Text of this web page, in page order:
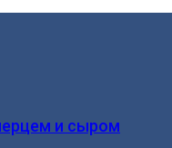
и сыром